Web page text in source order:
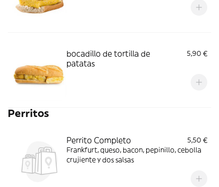
bocadillo de tortilla de
patatas
5,90 €
Perritos
Perrito Completo
5,50 €
Frankfurt, queso, bacon, pepinillo, cebolla
crujiente y dos salsas